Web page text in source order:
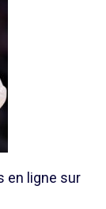
en ligne sur